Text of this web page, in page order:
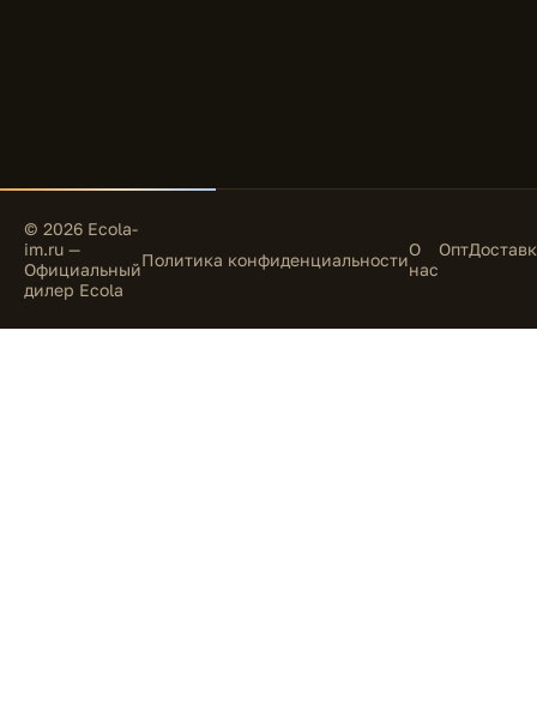
© 2026 Ecola-
im.ru —
Официальный
дилер Ecola
Политика конфиденциальностиО
нас
Опт